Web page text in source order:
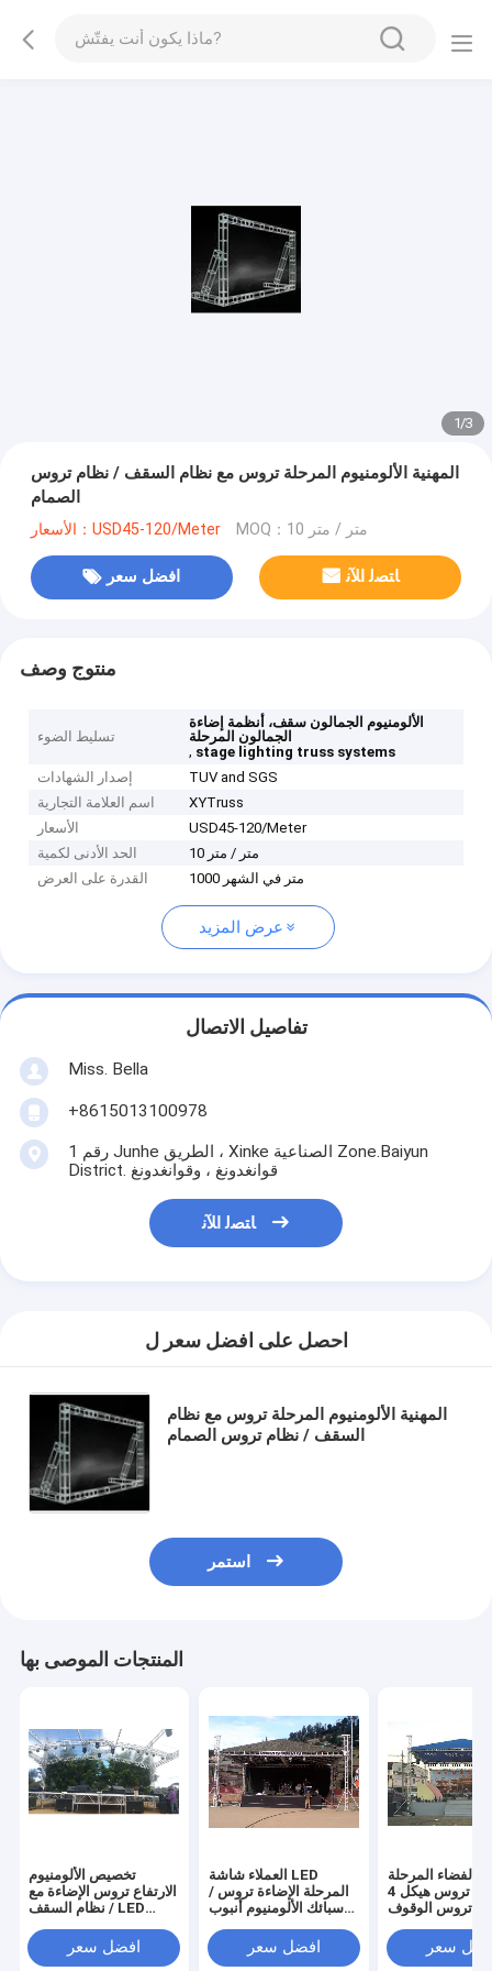
1/3
المهنية الألومنيوم المرحلة تروس مع نظام السقف / نظام تروس
الصمام
الأسعار：USD45-120/Meter MOQ：10 متر / متر
افضل سعر ﺎﺘﺼﻟ ﺍﻶﻧ
منتوج وصف
تسليط الضوء
الألومنيوم الجمالون سقف، أنظمة إضاءة
الجمالون المرحلة
, stage lighting truss systems
إصدار الشهادات
TUV and SGS
اسم العلامة التجارية
XYTruss
الأسعار
USD45-120/Meter
الحد الأدنى لكمية
10 متر / متر
القدرة على العرض
1000 متر في الشهر
عرض المزيد
تفاصيل الاتصال
Miss. Bella
+8615013100978
رقم 1 Junhe الطريق ، Xinke الصناعية Zone.Baiyun
District. قوانغدونغ ، وقوانغدونغ
ﺎﺘﺼﻟ ﺍﻶﻧ
احصل على افضل سعر ل
المهنية الألومنيوم المرحلة تروس مع نظام
السقف / نظام تروس الصمام
استمر
المنتجات الموصى بها
تخصيص الألومنيوم
الارتفاع تروس الإضاءة مع
نظام السقف / LED
النظام
افضل سعر
العملاء شاشة LED
المرحلة الإضاءة تروس /
سبائك الألومنيوم أنبوب
افضل سعر
الفضاء المرحلة
الإضاءة تروس هيكل 4
تروس الوقوف
سعر